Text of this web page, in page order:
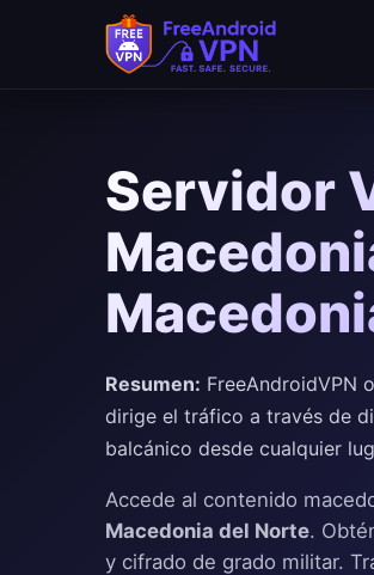
Saltar al contenido principal
Servidor
Resumen: FreeAndroidVPN
dirige el tráfico a través de
balcánico desde cualquier
Accede al contenido
Macedonia del Norte.
y cifrado de grado militar.